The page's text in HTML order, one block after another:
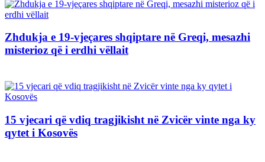
Zhdukja e 19-vjeçares shqiptare në Greqi, mesazhi
misterioz që i erdhi vëllait
15 vjecari që vdiq tragjikisht në Zvicër vinte nga ky
qytet i Kosovës